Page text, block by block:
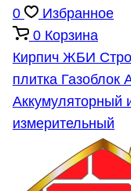
0
Избранное
0 Корзина
Кирпич ЖБИ
плитка Газоблок
Аккумуляторный
измерительный